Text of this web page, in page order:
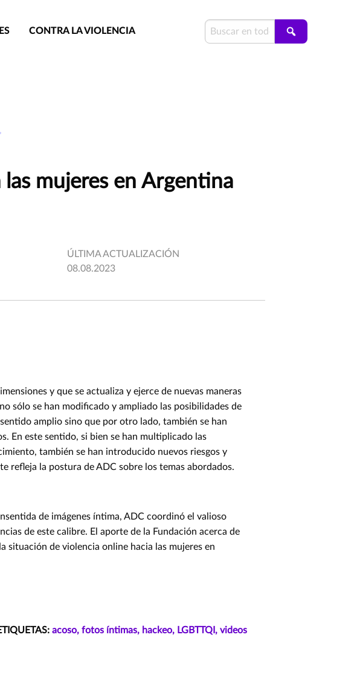
CONTRA LA VIOLENCIA
mujeres en Argentina
ÚLTIMA ACTUALIZACIÓN
08.08.2023
y que se actualiza y ejerce de nuevas maneras
sólo se han modificado y ampliado las posibilidades de
amplio sino que por otro lado, también se han
En este sentido, si bien se han multiplicado las
también se han introducido nuevos riesgos y
refleja la postura de ADC sobre los temas abordados.
de imágenes íntima, ADC coordinó el valioso
de este calibre. El aporte de la Fundación acerca de
situación de violencia online hacia las mujeres en
acoso, fotos íntimas, hackeo, LGBTTQI, videos